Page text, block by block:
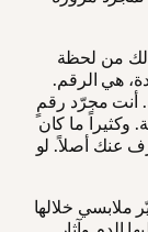
ذلك من لحظة
هي الرقم.
أنت مجرّد رقمٍ
وكثيراً ما كان
عنك أصلاً. لو
ملابسي خلالها